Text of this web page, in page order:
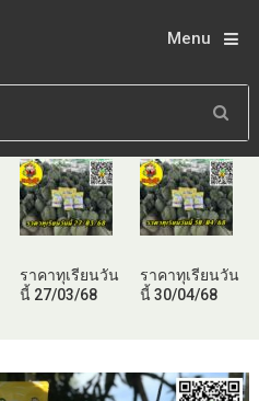
Menu
ราคาทุเรียนวัน
นี้ 27/03/68
ราคาทุเรียนวัน
นี้ 30/04/68